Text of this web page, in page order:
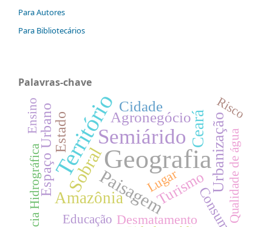
Para Autores
Para Bibliotecários
Palavras-chave
Geografia
TerritórioSemiárido
SobralPaisagem
Ceará
Amazônia
Urbanização
Agronegócio
Espaço Urbano Turismo
Cidade
Estado
Consumo
Lugar
Desmatamento Qualidade de água
Bacia Hidrográfica
Risco
Educação
Ensino